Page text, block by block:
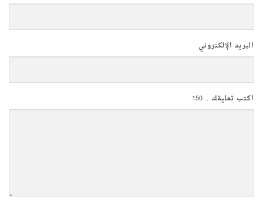
البريد الإلكتروني
اكتب تعليقك...150